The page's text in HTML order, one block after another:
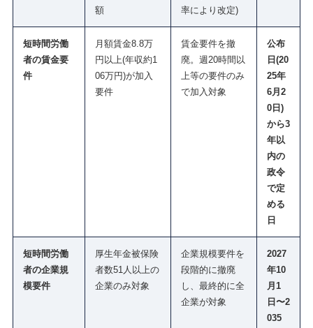
額
率により改定)
短時間労働
者の賃金要
件
月額賃金8.8万
円以上(年収約1
06万円)が加入
要件
賃金要件を撤
廃。週20時間以
上等の要件のみ
で加入対象
公布
日(20
25年
6月2
0日)
から3
年以
内の
政令
で定
める
日
短時間労働
者の企業規
模要件
厚生年金被保険
者数51人以上の
企業のみ対象
企業規模要件を
段階的に撤廃
し、最終的に全
企業が対象
2027
年10
月1
日〜2
035